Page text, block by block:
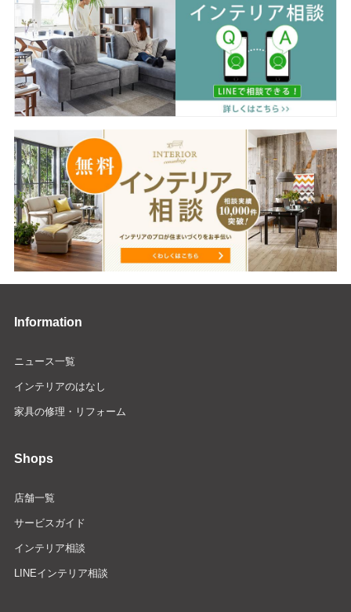
Information
ニュース一覧
インテリアのはなし
家具の修理・リフォーム
Shops
店舗一覧
サービスガイド
インテリア相談
LINEインテリア相談